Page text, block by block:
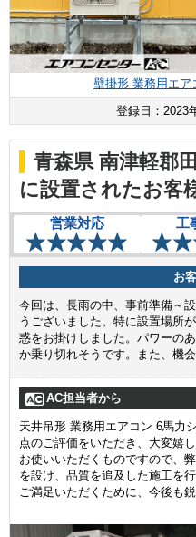
壁掛形 業務用エア
登録日：2023
青森県 南津軽郡
に設置されたお客
営業対応 工
お
今回は、長雨の中、事前準備～
うございました。特に設置場所
惑をお掛けしました。パワーの
か乗り切れそうです。また、機
AC担当者から
天井吊形 業務用エアコン 6馬力
点のご評価をいただき、大変嬉
お使いいただくものですので、
を設け、品質を追及した施工を
ご満足いただくために、今後も